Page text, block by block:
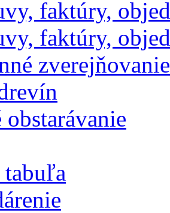
faktúry,
faktúry,
obstarávanie
tabuľa